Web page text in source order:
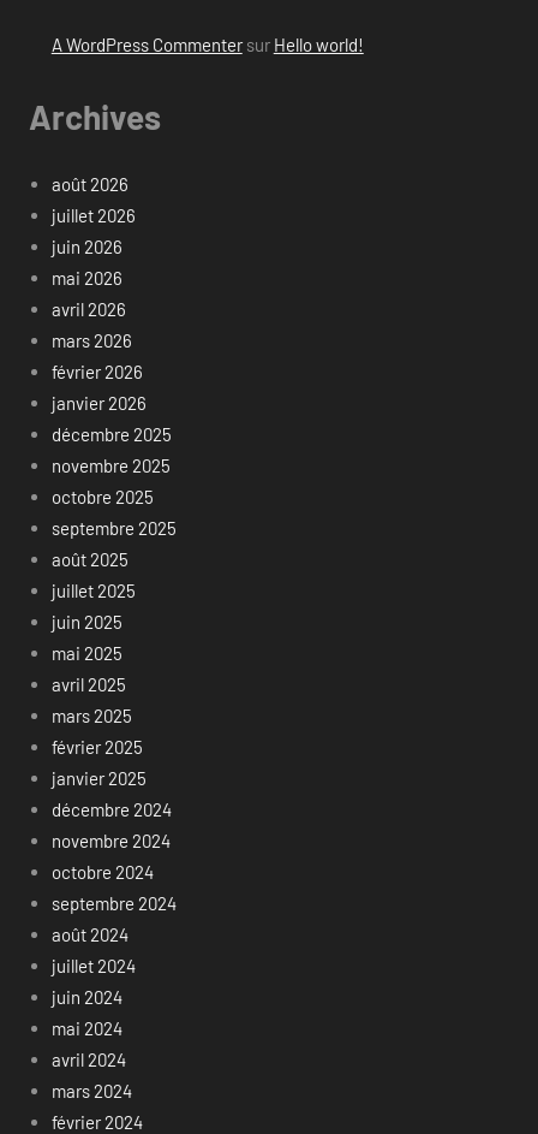
A WordPress Commentersur Hello world!
Archives
août 2026
juillet 2026
juin 2026
mai 2026
avril 2026
mars 2026
février 2026
janvier 2026
décembre 2025
novembre 2025
octobre 2025
septembre 2025
août 2025
juillet 2025
juin 2025
mai 2025
avril 2025
mars 2025
février 2025
janvier 2025
décembre 2024
novembre 2024
octobre 2024
septembre 2024
août 2024
juillet 2024
juin 2024
mai 2024
avril 2024
mars 2024
février 2024